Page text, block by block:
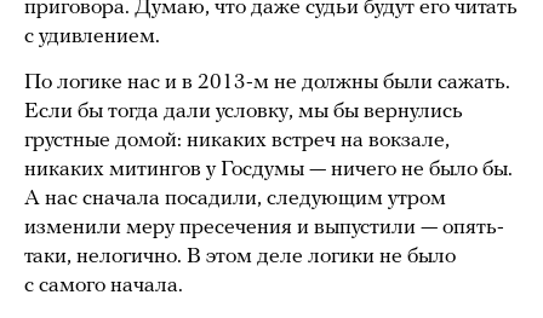
приговора. Думаю, что даже судьи будут его читать
с удивлением.
По логике нас и в 2013-м не должны были сажать.
Если бы тогда дали условку, мы бы вернулись
грустные домой: никаких встреч на вокзале,
никаких митингов у Госдумы — ничего не было бы.
А нас сначала посадили, следующим утром
изменили меру пресечения и выпустили — опять-
таки, нелогично. В этом деле логики не было
с самого начала.